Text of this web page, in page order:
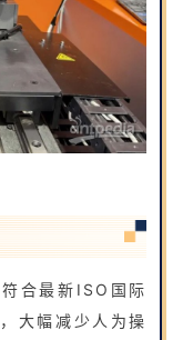
合最新ISO国际
大幅减少人为操